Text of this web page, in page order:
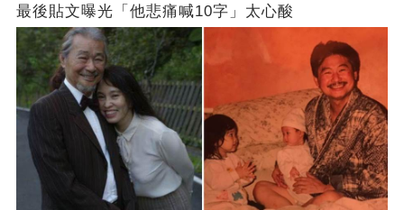
最後貼文曝光「他悲痛喊10字」太心酸